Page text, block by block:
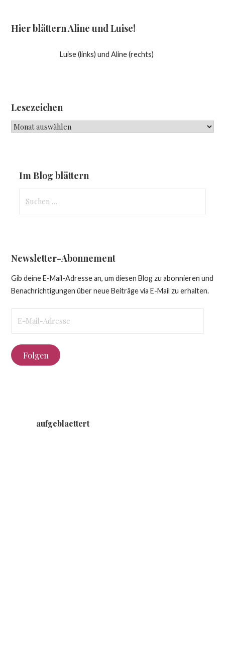
Hier blättern Aline und Luise!
Luise (links) und Aline (rechts)
Lesezeichen
Lesezeichen
Im Blog blättern
nach:
Newsletter-Abonnement
Gib deine E-Mail-Adresse an, um diesen Blog zu abonnieren und
Benachrichtigungen über neue Beiträge via E-Mail zu erhalten.
Mail-
Folgen
aufgeblaettert